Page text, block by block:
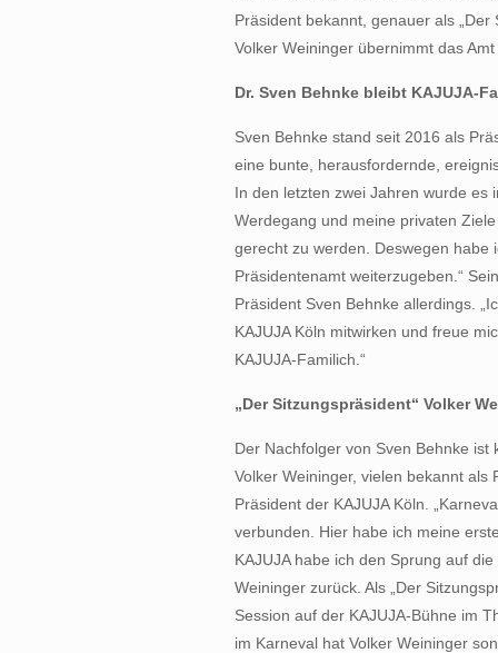
Präsident bekannt, genauer als
Volker Weininger übernimmt das
Dr. Sven Behnke bleibt KAJUJA-
Sven Behnke stand seit 2016 als
eine bunte, herausfordernde,
In den letzten zwei Jahren wurde es
Werdegang und meine privaten
gerecht zu werden. Deswegen habe
Präsidentenamt weiterzugeben.“
Präsident Sven Behnke allerdings.
KAJUJA Köln mitwirken und freue
KAJUJA-Familich.“
„Der Sitzungspräsident“ Volker
Der Nachfolger von Sven Behnke
Volker Weininger, vielen bekannt als
Präsident der KAJUJA Köln.
verbunden. Hier habe ich meine
KAJUJA habe ich den Sprung auf
Weininger zurück. Als „Der
Session auf der KAJUJA-Bühne im
im Karneval hat Volker Weininger